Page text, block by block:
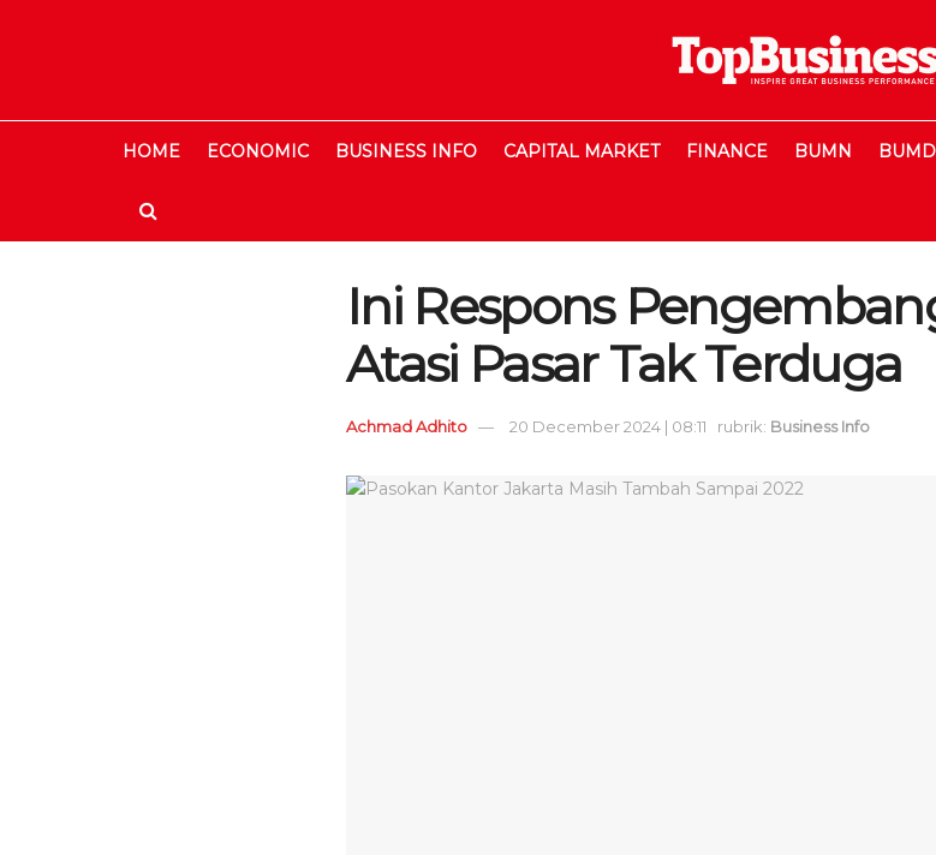
HOME ECONOMIC BUSINESS INFO CAPITAL MARKET FINANCE BUMN BUMD
Ini Respons
Atasi Pasar Tak Terduga
Achmad Adhito 20 December 2024 | 08:11 rubrik: Business Info